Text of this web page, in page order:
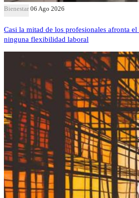
Bienestar 06 Ago 2026
Casi la mitad de los profesionales afronta
ninguna flexibilidad laboral